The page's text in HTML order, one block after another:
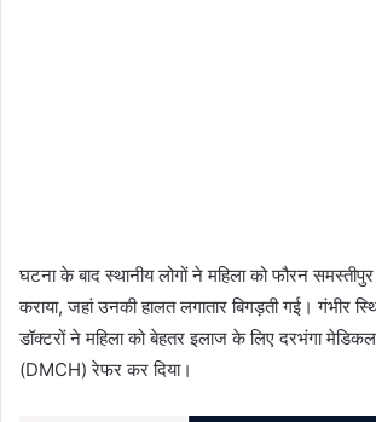
घटना के बाद स्थानीय लोगों ने महिला को फौरन
कराया, जहां उनकी हालत लगातार बिगड़ती गई। गंभीर
डॉक्टरों ने महिला को बेहतर इलाज के लिए दरभंगा
(DMCH) रेफर कर दिया।